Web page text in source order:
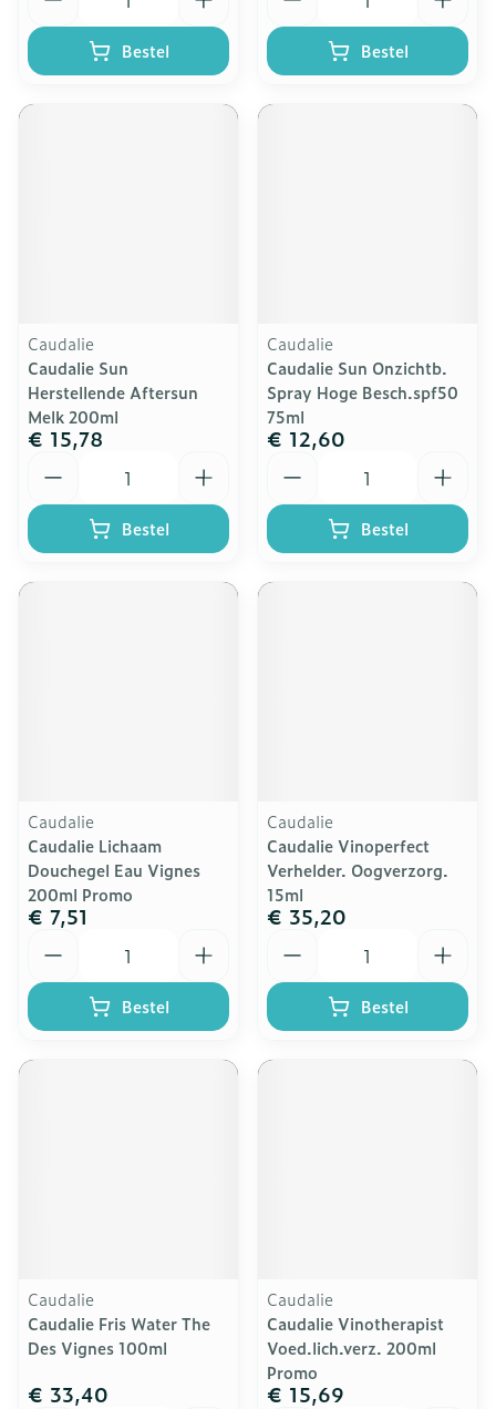
Bestel Bestel
Caudalie
Caudalie Sun
Herstellende Aftersun
Melk 200ml
€ 15,78
Bestel
Caudalie
Caudalie Sun Onzichtb.
Spray Hoge Besch.spf50
75ml
€ 12,60
Bestel
Caudalie
Caudalie Lichaam
Douchegel Eau Vignes
200ml Promo
€ 7,51
Bestel
Caudalie
Caudalie Vinoperfect
Verhelder. Oogverzorg.
15ml
€ 35,20
Bestel
Caudalie
Caudalie Fris Water The
Des Vignes 100ml
€ 33,40
Caudalie
Caudalie Vinotherapist
Voed.lich.verz. 200ml
Promo
€ 15,69